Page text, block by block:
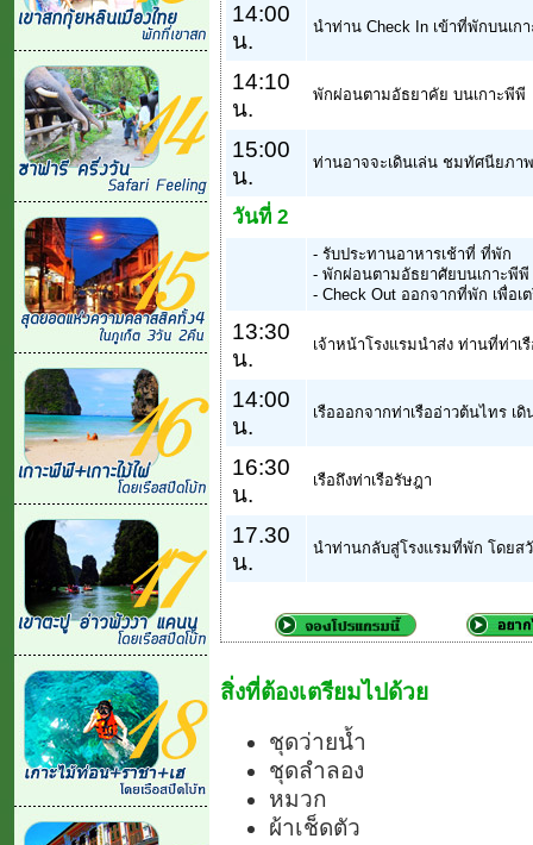
14:00
น.
นำท่าน Check In เข้าที่พักบนเก
14:10
น.
พักผ่อนตามอัธยาคัย บนเกาะพีพี
15:00
น.
ท่านอาจจะเดินเล่น ชมทัศนียภ
วันที่ 2
- รับประทานอาหารเช้าที่ ที่พัก
- พักผ่อนตามอัธยาศัยบนเกาะพีพี
- Check Out ออกจากที่พัก เพื่อเ
13:30
น.
เจ้าหน้าโรงแรมนำส่ง ท่านที่ท่าเ
14:00
น.
เรือออกจากท่าเรืออ่าวต้นไทร เ
16:30
น.
เรือถึงท่าเรือรัษฎา
17.30
น.
นำท่านกลับสู่โรงแรมที่พัก โดยส
สิ่งที่ต้องเตรียมไปด้วย
ชุดว่ายน้ำ
ชุดลำลอง
หมวก
ผ้าเช็ดตัว